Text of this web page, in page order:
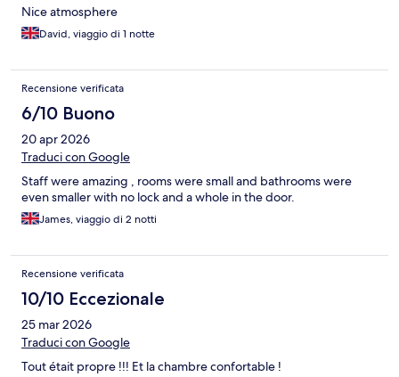
Nice atmosphere
David, viaggio di 1 notte
Recensione verificata
6/10 Buono
20 apr 2026
Traduci con Google
Staff were amazing , rooms were small and bathrooms were
even smaller with no lock and a whole in the door.
James, viaggio di 2 notti
Recensione verificata
10/10 Eccezionale
25 mar 2026
Traduci con Google
Tout était propre !!! Et la chambre confortable !